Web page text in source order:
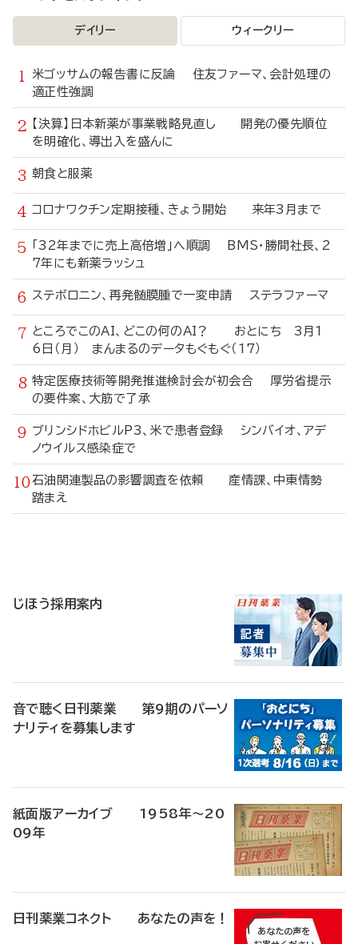
デイリー ウィークリー
米ゴッサムの報告書に反論 住友ファーマ、会計処理の
適正性強調
【決算】日本新薬が事業戦略見直し 開発の優先順位
を明確化、導出入を盛んに
朝食と服薬
コロナワクチン定期接種、きょう開始 来年3月まで
「32年までに売上高倍増」へ順調 BMS・勝間社長、2
7年にも新薬ラッシュ
ステボロニン、再発髄膜腫で一変申請 ステラファーマ
ところでこのAI、どこの何のAI？ おとにち 3月1
6日（月） まんまるのデータもぐもぐ（17）
特定医療技術等開発推進検討会が初会合 厚労省提示
の要件案、大筋で了承
ブリンシドホビルP3、米で患者登録 シンバイオ、アデ
ノウイルス感染症で
石油関連製品の影響調査を依頼 産情課、中東情勢
踏まえ
じほう採用案内
音で聴く日刊薬業 第9期のパーソ
ナリティを募集します
紙面版アーカイブ 1958年～20
09年
日刊薬業コネクト あなたの声を！